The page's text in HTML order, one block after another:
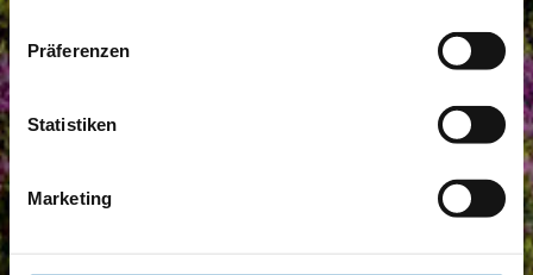
Präferenzen
Statistiken
Marketing